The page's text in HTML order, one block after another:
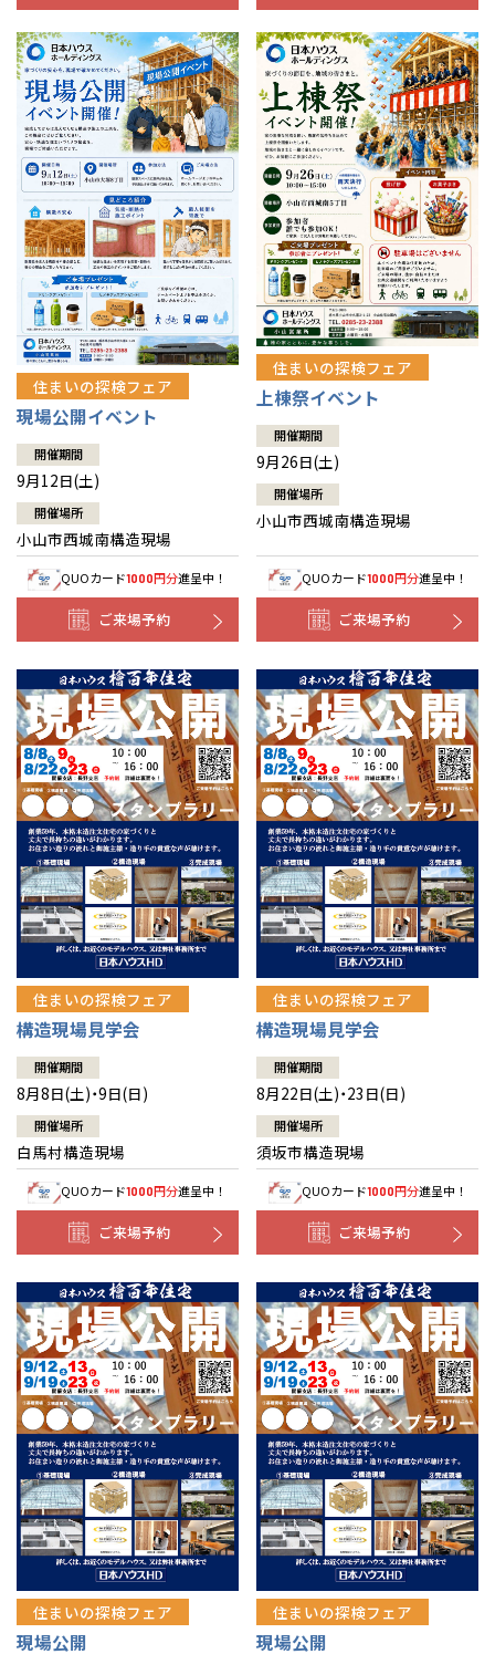
住まいの探検フェア
現場公開イベント
開催期間
9月12日(土)
開催場所
小山市西城南構造現場
QUOカード1000円分進呈中！
ご来場予約
住まいの探検フェア
上棟祭イベント
開催期間
9月26日(土)
開催場所
小山市西城南構造現場
QUOカード1000円分進呈中！
ご来場予約
住まいの探検フェア
構造現場見学会
開催期間
8月8日(土)・9日(日)
開催場所
白馬村構造現場
QUOカード1000円分進呈中！
ご来場予約
住まいの探検フェア
構造現場見学会
開催期間
8月22日(土)・23日(日)
開催場所
須坂市構造現場
QUOカード1000円分進呈中！
ご来場予約
住まいの探検フェア
現場公開
住まいの探検フェア
現場公開